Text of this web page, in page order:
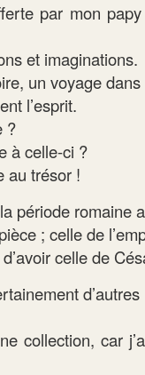
par mon papy
et imaginations.
un voyage
l’esprit.
?
à celle-ci ?
au trésor !
période romaine
; celle de
celle de
collection, car